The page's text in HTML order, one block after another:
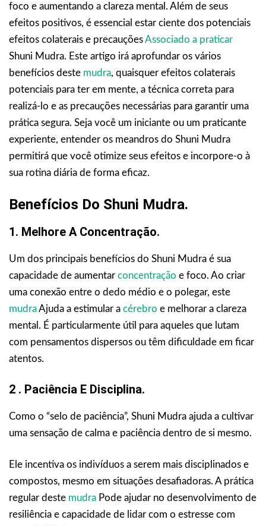
foco e aumentando a clareza mental. Além de seus
efeitos positivos, é essencial estar ciente dos potenciais
efeitos colaterais e precauçõesAssociado a praticar
Shuni Mudra. Este artigo irá aprofundar os vários
benefícios deste mudra, quaisquer efeitos colaterais
potenciais para ter em mente, a técnica correta para
realizá-lo e as precauções necessárias para garantir uma
prática segura. Seja você um iniciante ou um praticante
experiente, entender os meandros do Shuni Mudra
permitirá que você otimize seus efeitos e incorpore-o à
sua rotina diária de forma eficaz.
Benefícios Do Shuni Mudra.
1. Melhore A Concentração.
Um dos principais benefícios do Shuni Mudra é sua
capacidade de aumentar concentração e foco. Ao criar
uma conexão entre o dedo médio e o polegar, este
mudraAjuda a estimular a cérebro e melhorar a clareza
mental. É particularmente útil para aqueles que lutam
com pensamentos dispersos ou têm dificuldade em ficar
atentos.
2 . Paciência E Disciplina.
Como o “selo de paciência”, Shuni Mudra ajuda a cultivar
uma sensação de calma e paciência dentro de si mesmo.
Ele incentiva os indivíduos a serem mais disciplinados e
compostos, mesmo em situações desafiadoras. A prática
regular deste mudra Pode ajudar no desenvolvimento de
resiliência e capacidade de lidar com o estresse com